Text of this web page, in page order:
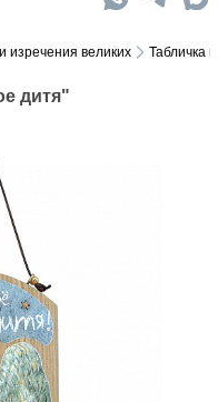
изречения великих Табличка
дитя"